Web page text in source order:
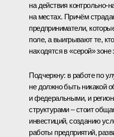
на действия контрольно-
на местах. Причём
предприниматели,
поле, а выигрывают те,
находятся в «серой» зоне
Подчеркну: в работе по
не должно быть никакой
и федеральными, и
структурами – стоит
инвестиций, созданию
работы предприятий,